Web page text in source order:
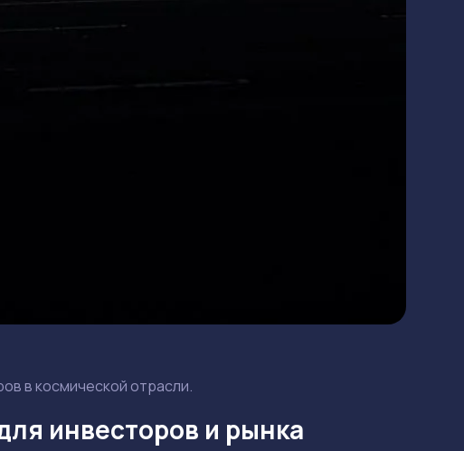
в космической отрасли.
инвесторов и рынка